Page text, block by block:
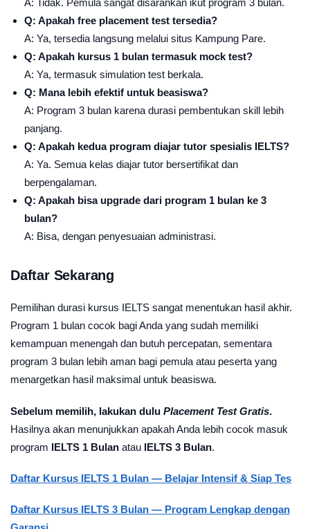
A: Tidak. Pemula sangat disarankan ikut program 3 bulan.
Q: Apakah free placement test tersedia?
A: Ya, tersedia langsung melalui situs Kampung Pare.
Q: Apakah kursus 1 bulan termasuk mock test?
A: Ya, termasuk simulation test berkala.
Q: Mana lebih efektif untuk beasiswa?
A: Program 3 bulan karena durasi pembentukan skill lebih
panjang.
Q: Apakah kedua program diajar tutor spesialis IELTS?
A: Ya. Semua kelas diajar tutor bersertifikat dan
berpengalaman.
Q: Apakah bisa upgrade dari program 1 bulan ke 3
bulan?
A: Bisa, dengan penyesuaian administrasi.
Daftar Sekarang
Pemilihan durasi kursus IELTS sangat menentukan hasil akhir.
Program 1 bulan cocok bagi Anda yang sudah memiliki
kemampuan menengah dan butuh percepatan, sementara
program 3 bulan lebih aman bagi pemula atau peserta yang
menargetkan hasil maksimal untuk beasiswa.
Sebelum memilih, lakukan dulu Placement Test Gratis.
Hasilnya akan menunjukkan apakah Anda lebih cocok masuk
program IELTS 1 Bulan atau IELTS 3 Bulan.
Daftar Kursus IELTS 1 Bulan — Belajar Intensif & Siap Tes
Daftar Kursus IELTS 3 Bulan — Program Lengkap dengan